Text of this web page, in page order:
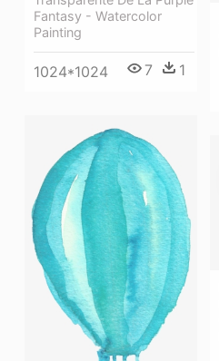
Fantasy - Watercolor
Painting
1024*1024 7 1